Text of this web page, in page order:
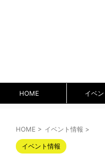
HOME イベ
HOME > イベント情報 >
イベント情報